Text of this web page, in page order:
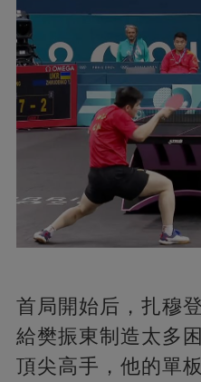
首局開始后，扎穆
給樊振東制造太多
頂尖高手，他的單